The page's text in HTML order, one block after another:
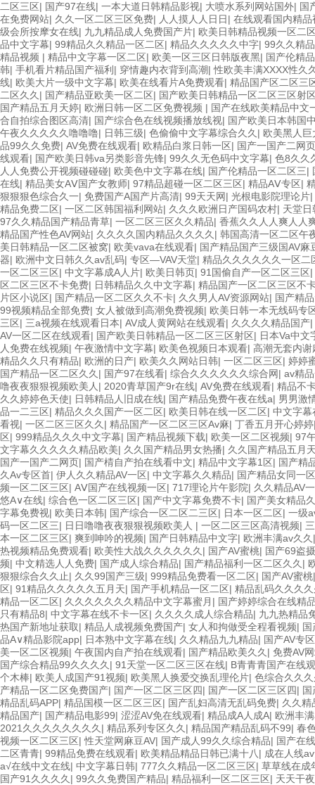
二区三区| 国产97在线| 一本大道日韩精品影视| 大喷水系列网站国外| 国
在免费网站| 久久一区二区三区免费| 人人摸人人日日| 在线观看国内精品
级会所按摩女在线| 九九精品成人免费国产片| 欧美日韩精品视频一区二
品中文字幕| 99精品久久精品一区二区| 精品久久久久久中字| 99久久精
精品视频 | 精品中文字幕一区二区| 欧美一区三区日韩版夜黑| 国产伦精
韩| 手机看片精品国产福利 | 穿情趣内衣背到高潮|性欧美丰满XXXX性久
线| 欧美大片一级中文字幕| 欧美在线看片A免费观看| 精品国产区二区三
二区久久 | 国产精品亚欧美一区二区| 国产欧美日韩精品一区二区三区射
国产精品五月天婷| 欧洲日韩一区二区免费视频 | 国产在线欧美精品中文
合自拍综合图区高清| 国产综合色在线视频播放线视| 国产欧美日本韩国
午夜久久久久久噜噜噜| 日韩三级| 色偷偷中文字幕综合久久 | 欧美黑人巨
品99久久免费| AV免费在线观看| 欧精品白浆日韩一区| 国产一国产二网页
线观看| 国产欧美日韩va另类影音先锋| 99久久无色码中文字幕| 色8久久
人人免费公开视频碰碰碰| 欧美色中文字幕在线| 国产伦精品一区二区三|
在线| 精品美女AⅤ国产女教师| 97精品超碰一区二区三区| 精品AⅤ专区|
狠狠狠色综合久一| 免费国产A国产片高清| 99天天网| 光根电影院理论片|
精品免费二区| 一区二区韩国福利网站| 久久久欧洲日产国码农村| 天堂日
97久久精品国产精品青草| 一区二区三区久久精品| 香蕉久久人人爽人人
精品国产性色AV网站| 久久久久国内精品久久久久 | 韩国高清一区二区午
美日韩精品一区二区被窝| 欧美vava在线观看| 国产精品国产三级国AV麻
器| 欧洲中文日韩久久av乱码| 专区—VAV天堂| 精品久久久久久久一区二
一区二区三区| 中文字幕成A人片| 欧美日韩页| 91国偷自产一区二区三区|
区二区三区不卡免费| 日韩精品久久中文字幕| 精品国产一区二区三区不
片区小说区| 国产精品一区二区久久不卡| 久久男人AV资源网站| 国产精
99视频精品全部免费| 女人被做到高潮免费视频| 欧美日韩一本无线码专
三区| 三a视频在线观看日本| AV成人黄网站在线观看| 久久久久精品国产|
AV一区二区在线观看| 国产欧美日韩精品一区二区三区射区| 日本Va中文
人免费在线视频| 午夜激情中文字幕| 欧美色视频日本观看| 高潮无套内谢
精品久久只有精品| 欧洲的日产| 欧美久久网站日韩| 一区二区三区| 婷婷
国产精品一区二区久久 | 国产97在线看| 综合久久久久久久综合网| av精
噜夜夜狠狠视频欧美人 | 2020青草国产9r在线| AV免费在线观看| 精品不
久久婷婷色天使| 日韩精品人旧成在线| 国产精品免费午夜在线a| 男男激
品一二三区| 精品久久久国产一区二区| 欧美日韩在线一区二区| 中文字幕
看视| 一区二区三区久久 | 精品国产一区二区三区Av麻| 丁香五月开心婷婷
区| 999精品久久久中文字幕| 国产精品视频下载| 欧美一区二区视频| 97
文字幕久久久久久精品欧美| 久久国产精品男女热播| 久久国产精品五月
国产一国产二网页| 国产棈自产拍在线看中文| 精品中文字幕1区| 国产精
久Av专区首| 伊人久久精品AV一区| 中文字幕久久精品| 国产精品女同一
频一区二区三区| AⅤ国产在线视频一区| 717理论片午影院| 久久精品AV
悠A∨在线| 综合色一区二区三区| 国产中文字幕免费不卡| 国产美女精品
字幕免费视| 欧美日本韩| 国产综合一区二区二三区| 日本一区二区| 一级
码一区二区三| 日日噜噜夜夜狠狠视频欧美人 | 一区二区三区高清视频|
本一区二区三区| 爽到呻吟的视频| 国产日韩精品中文字| 欧洲丰满av久久
热视频精品免费观看| 欧美性大战久久久久久久 | 国产AV蜜桃| 国产69盗
频| 中文精选人人免费| 国产成人综合精品| 国产精品福利一区二区久久 |
狠狠综合久久止| 久久99国产三级| 999精品免费看一区二区| 国产AV蜜桃
区| 91精品久久久久久五月天| 国产手机精品一区二区| 精品乱码久久久
精品一区二区| 久久久久久久久精品中文字幕蜜月 | 国产婷婷综合在线精
只有精品8| 中文字幕在线不卡一区| 久久久久成人综合精品| 九九热精品
热国产新地址获取| 精品人成视频免费国产| 女人和拘做受全程看视频|
品A∨精品影院app| 日本熟中文字幕在线| 久久精品九九精品| 国产AV专
美一区二区视频| 午夜国内自产拍在线观看| 国产精品欧美久久 | 免费AV
国产综合精品99久久久久 | 91天堂一区二区三区在线| B青青青国产在线
个木棒| 欧美人成国产91视频| 欧美黑人换爱交换乱理伦片| 色综合久久
产精品一区二区免费国产| 国产一区二区三区四| 国产一区二区三区四|
精品乱码APP| 精品国模一区二区三区| 国产乱妇高清无乱码免费| 久久精
精品国产| 国产精品电影99| 涩涩AV免在线观看| 精品成A人成A| 欧洲丰
2021久久久久久久久久 | 精品系列专区久久 | 精品国产精品乱码不99| 春
视频一区二区三区|性天堂网麻豆AV| 国产成人99久久综合精品| 国产在
二区青青| 99精品免费在线观看| 欧美精品精品日韩已满十八| 成在人线
а√在线中文在线| 中文字幕日韩| 777久久精品一区二区三区| 草草线在成
国产91久久久久 | 99久久免费国产精品| 精品福利一区二区三区| 天天干